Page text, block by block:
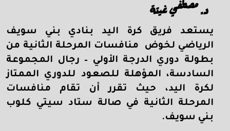
د. مصطفي غيتة
يستعد فريق كرة اليد بنادي بني سويف
الرياضي لخوض منافسات المرحلة الثانية من
بطولة دوري الدرجة الأولي – رجال المجموعة
السادسة، المؤهلة للصعود للدوري الممتاز
لكرة اليد، حيث تقرر أن تقام منافسات
المرحلة الثانية في صالة ستاد سيتي كلوب
بني سويف.